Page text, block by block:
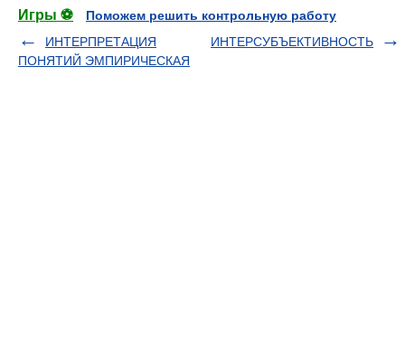
Игры ⚽
Поможем решить контрольную работу
ИНТЕРПРЕТАЦИЯ
ПОНЯТИЙ ЭМПИРИЧЕСКАЯ
ИНТЕРСУБЪЕКТИВНОСТЬ